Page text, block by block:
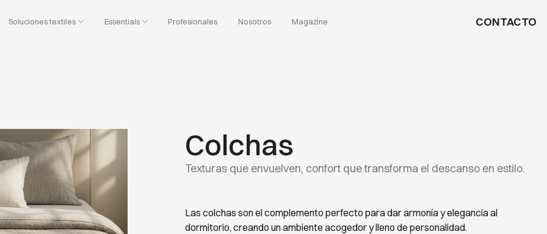
Soluciones textiles Essentials Profesionales Nosotros Magazine CONTACTO
Colchas
Texturas que envuelven, confort que transforma el descanso en estilo.
Las colchas son el complemento perfecto para dar armonía y elegancia al
dormitorio, creando un ambiente acogedor y lleno de personalidad.